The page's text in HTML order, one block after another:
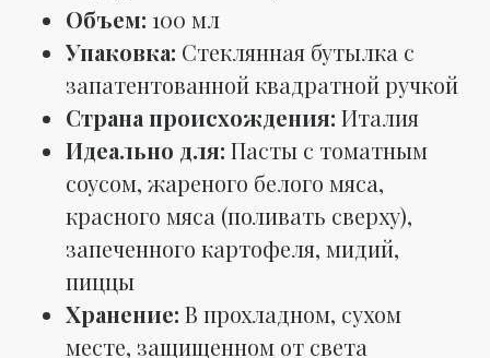
Объем: 100 мл
Упаковка: Стеклянная бутылка с
запатентованной квадратной ручкой
Страна происхождения: Италия
Идеально для: Пасты с томатным
соусом, жареного белого мяса,
красного мяса (поливать сверху),
запеченного картофеля, мидий,
пиццы
Хранение: В прохладном, сухом
месте, защищенном от света